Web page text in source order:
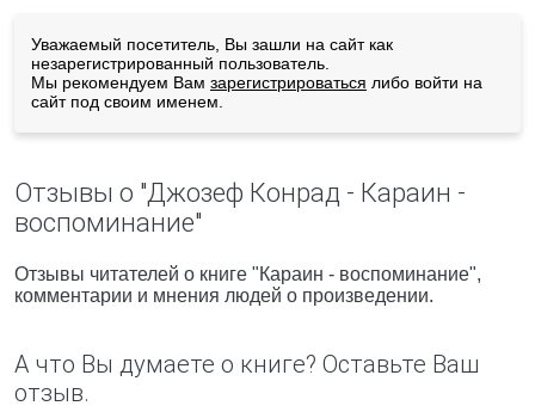
Уважаемый посетитель, Вы зашли на сайт как
незарегистрированный пользователь.
Мы рекомендуем Вам зарегистрироваться либо войти на
сайт под своим именем.
Отзывы о "Джозеф Конрад - Караин -
воспоминание"
Отзывы читателей о книге "Караин - воспоминание",
комментарии и мнения людей о произведении.
А что Вы думаете о книге? Оставьте Ваш
отзыв.